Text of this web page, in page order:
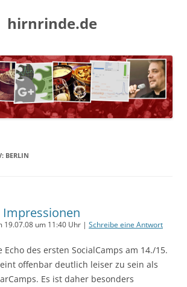
hirnrinde.de
BERLIN
Impressionen
19.07.08 um 11:40 Uhr | Schreibe eine Antwort
des ersten SocialCamps am 14./15.
offenbar deutlich leiser zu sein als
Es ist daher besonders